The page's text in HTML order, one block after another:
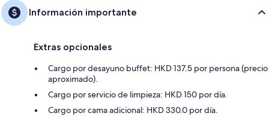
Información importante
Extras opcionales
Cargo por desayuno buffet: HKD 137.5 por persona (precio
aproximado).
Cargo por servicio de limpieza: HKD 150 por día.
Cargo por cama adicional: HKD 330.0 por día.